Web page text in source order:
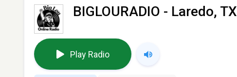
BIGLOURADIO - Laredo, TX
Play Radio